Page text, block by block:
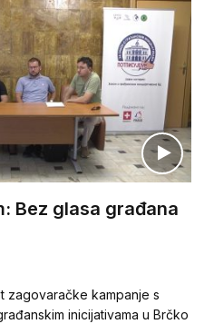
Bez glasa građana
zagovaračke kampanje s
inicijativama u Brčko